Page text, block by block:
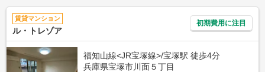
賃貸マンション
ル・トレゾア
初期費用に注目
福知山線<JR宝塚線>/宝塚駅 徒歩4分
兵庫県宝塚市川面５丁目